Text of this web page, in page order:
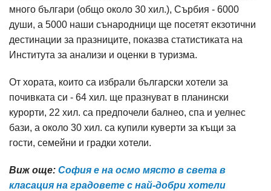
много българи (общо около 30 хил.), Сърбия - 6000
души, а 5000 наши сънародници ще посетят екзотични
дестинации за празниците, показва статистиката на
Института за анализи и оценки в туризма.
От хората, които са избрали български хотели за
почивката си - 64 хил. ще празнуват в планински
курорти, 22 хил. са предпочели балнео, спа и уелнес
бази, а около 30 хил. са купили куверти за къщи за
гости, семейни и градки хотели.
Виж още: София е на осмо място в света в
класация на градовете с най-добри хотели